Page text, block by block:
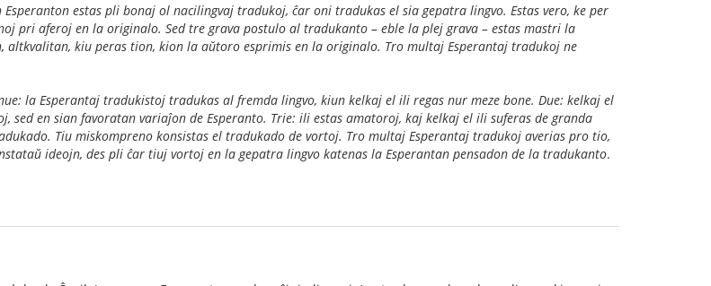
estas pli bonaj ol nacilingvaj tradukoj, ĉar oni tradukas el sia gepatra lingvo. Estas vero, ke per
pri aferoj en la originalo. Sed tre grava postulo al tradukanto – eble la plej grava – estas mastri la
altkvalitan, kiu peras tion, kion la aŭtoro esprimis en la originalo. Tro multaj Esperantaj tradukoj ne
la Esperantaj tradukistoj tradukas al fremda lingvo, kiun kelkaj el ili regas nur meze bone. Due: kelkaj el
sed en sian favoratan variaĵon de Esperanto. Trie: ili estas amatoroj, kaj kelkaj el ili suferas de granda
Tiu miskompreno konsistas el tradukado de vortoj. Tro multaj Esperantaj tradukoj averias pro tio,
ideojn, des pli ĉar tiuj vortoj en la gepatra lingvo katenas la Esperantan pensadon de la tradukanto.